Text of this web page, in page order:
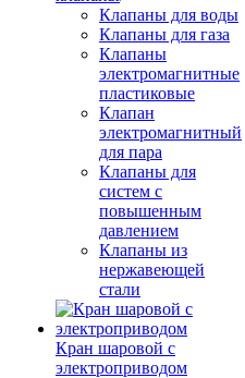
Клапаны для воды
Клапаны для газа
Клапаны
электромагнитные
пластиковые
Клапан
электромагнитный
для пара
Клапаны для
систем с
повышенным
давлением
Клапаны из
нержавеющей
стали
Кран шаровой с
электроприводом